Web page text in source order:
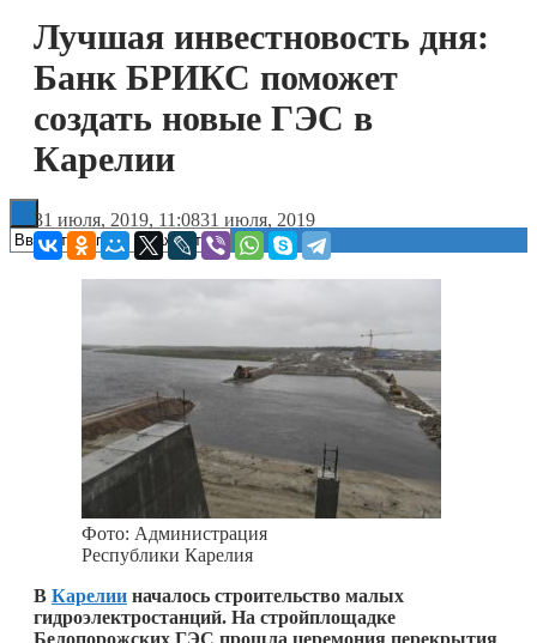
Технологии
Книги
Лучшая инвестновость дня:
Банк БРИКС поможет
создать новые ГЭС в
Карелии
31 июля, 2019, 11:0831 июля, 2019
Фото: Администрация
Республики Карелия
В Карелии началось строительство малых
гидроэлектростанций. На стройплощадке
Белопорожских ГЭС прошла церемония перекрытия